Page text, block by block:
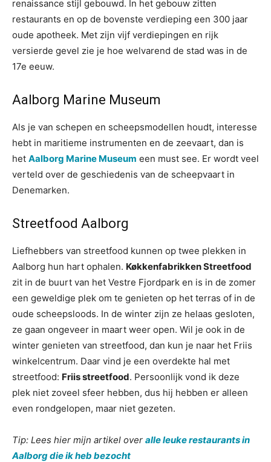
renaissance stijl gebouwd. In het gebouw zitten
restaurants en op de bovenste verdieping een 300 jaar
oude apotheek. Met zijn vijf verdiepingen en rijk
versierde gevel zie je hoe welvarend de stad was in de
17e eeuw.
Aalborg Marine Museum
Als je van schepen en scheepsmodellen houdt, interesse
hebt in maritieme instrumenten en de zeevaart, dan is
het Aalborg Marine Museum een must see. Er wordt veel
verteld over de geschiedenis van de scheepvaart in
Denemarken.
Streetfood Aalborg
Liefhebbers van streetfood kunnen op twee plekken in
Aalborg hun hart ophalen. Køkkenfabrikken Streetfood
zit in de buurt van het Vestre Fjordpark en is in de zomer
een geweldige plek om te genieten op het terras of in de
oude scheepsloods. In de winter zijn ze helaas gesloten,
ze gaan ongeveer in maart weer open. Wil je ook in de
winter genieten van streetfood, dan kun je naar het Friis
winkelcentrum. Daar vind je een overdekte hal met
streetfood: Friis streetfood. Persoonlijk vond ik deze
plek niet zoveel sfeer hebben, dus hij hebben er alleen
even rondgelopen, maar niet gezeten.
Tip: Lees hier mijn artikel over alle leuke restaurants in
Aalborg die ik heb bezocht